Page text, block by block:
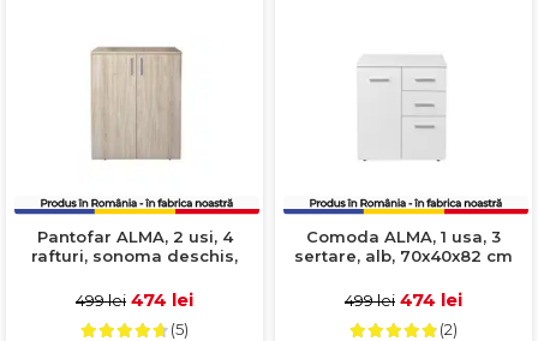
Pantofar ALMA, 2 usi, 4
rafturi, sonoma deschis,
499 lei 474 lei
(5)
Comoda ALMA, 1 usa, 3
sertare, alb, 70x40x82 cm
499 lei 474 lei
(2)